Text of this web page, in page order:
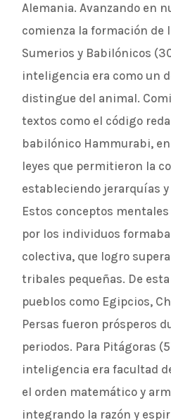
Alemania. Avanzando en
comienza la formación de
Sumerios y Babilónicos
inteligencia era como un
distingue del animal.
textos como el código
babilónico Hammurabi, en
leyes que permitieron la
estableciendo jerarquías
Estos conceptos
por los individuos
colectiva, que logro
tribales pequeñas. De
pueblos como Egipcios,
Persas fueron prósperos
periodos. Para Pitágoras
inteligencia era facultad
el orden matemático y
integrando la razón y